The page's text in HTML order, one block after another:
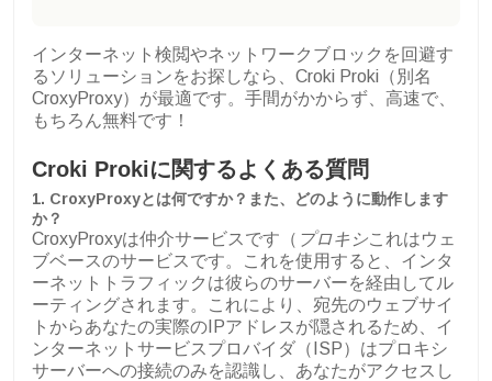
インターネット検閲やネットワークブロックを回避す
るソリューションをお探しなら、Croki Proki（別名
CroxyProxy）が最適です。手間がかからず、高速で、
もちろん無料です！
Croki Prokiに関するよくある質問
1. CroxyProxyとは何ですか？また、どのように動作します
か？
CroxyProxyは仲介サービスです（ プロキシこれはウェ
ブベースのサービスです。これを使用すると、インタ
ーネットトラフィックは彼らのサーバーを経由してル
ーティングされます。これにより、宛先のウェブサイ
トからあなたの実際のIPアドレスが隠されるため、イ
ンターネットサービスプロバイダ（ISP）はプロキシ
サーバーへの接続のみを認識し、あなたがアクセスし